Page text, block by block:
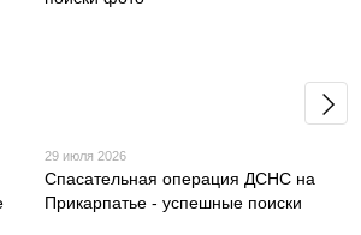
29 июля 2026
Спасательная операция ДСНС на
Прикарпатье - успешные поиски